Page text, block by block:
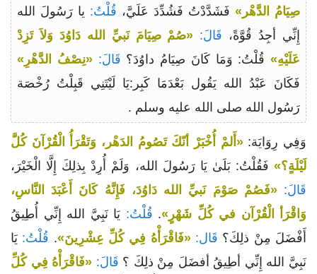
صِيَامُ الدَّهْر» فَشَدَّدْتُ فَشُدِّدَ عَلَيَّ، قُلْتُ: يا رَسُولَ الله
إِنِّي أجِدُ قُوَّةً، قَالَ: «صُمْ صِيَامَ نَبيِّ الله دَاوُدَ وَلاَ تَزِدْ
عَلَيْهِ» قُلْتُ: وَمَا كَانَ صِيَامُ داوُدَ؟ قَالَ: «نِصْفُ الدَّهْرِ»
فَكَانَ عَبْدُ الله يَقُول بَعْدَمَا كَبِر:يَا لَيْتَنِي قَبِلْتُ رُخْصَة
رَسُول الله صلى الله عليه وسلم .
وَفِي رِوَايَة:«أَلمْ أُخْبَرْ أنّكَ تَصُومُ الدَهْر، وَتَقْرَأُ الْقُرْآنَ كُلَّ
لَيْلَةٍ؟» فَقُلْتُ: بَلَىٰ يَا رَسُولَ الله، وَلَمْ أُرِدْ بِذلِكَ إِلَّا الْخَيْرَ،
قَالَ: «فَصُمْ صَوْمَ نَبيِّ الله دَاوُدَ، فَإِنَّهُ كَانَ أَعْبَدَ النَّاسِ،
وَاقْرَأ الْقُرْآن في كُلِّ شَهْرٍ». قُلْتُ: يَا نَبِيَّ الله إِنِّي أُطِيقُ
أَفْضَلَ مِنْ ذلِكَ؟ قَال: «فَاقْرَأْهُ فِي كُلِّ عِشْرِينَ». قُلْتُ: يَا
نَبِيَّ الله إِنِّي أطِيقُ أفضَلَ مِنْ ذلِكَ ؟ قَالَ: «فَاقْرَأْهُ فِي كُلِّ